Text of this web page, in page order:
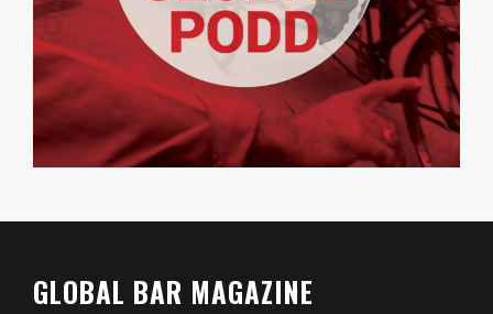
GLOBAL BAR MAGAZINE